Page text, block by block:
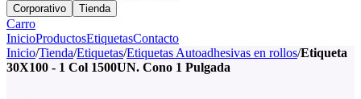
Corporativo Tienda
Carro
InicioProductosEtiquetasContacto
Inicio/Tienda/Etiquetas/Etiquetas Autoadhesivas en rollos/Etiqueta
30X100 - 1 Col 1500UN. Cono 1 Pulgada